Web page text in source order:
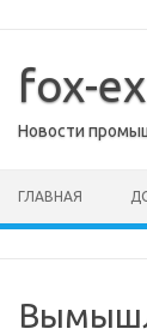
содержимому
fox-
Новости
ГЛАВНАЯ